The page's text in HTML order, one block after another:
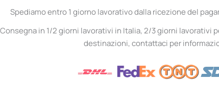
Spediamo entro 1 giorno lavorativo dalla ricezione del
Consegna in 1/2 giorni lavorativi in Italia, 2/3 giorni lavorativi
destinazioni, contattaci per